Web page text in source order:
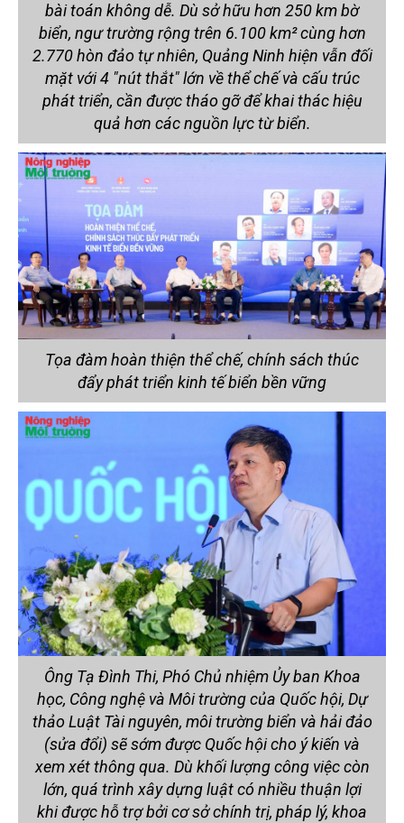
bài toán không dễ. Dù sở hữu hơn 250 km bờ
biển, ngư trường rộng trên 6.100 km² cùng hơn
2.770 hòn đảo tự nhiên, Quảng Ninh hiện vẫn đối
mặt với 4 "nút thắt" lớn về thể chế và cấu trúc
phát triển, cần được tháo gỡ để khai thác hiệu
quả hơn các nguồn lực từ biển.
Tọa đàm hoàn thiện thể chế, chính sách thúc
đẩy phát triển kinh tế biển bền vững
Ông Tạ Đình Thi, Phó Chủ nhiệm Ủy ban Khoa
học, Công nghệ và Môi trường của Quốc hội, Dự
thảo Luật Tài nguyên, môi trường biển và hải đảo
(sửa đổi) sẽ sớm được Quốc hội cho ý kiến và
xem xét thông qua. Dù khối lượng công việc còn
lớn, quá trình xây dựng luật có nhiều thuận lợi
khi được hỗ trợ bởi cơ sở chính trị, pháp lý, khoa